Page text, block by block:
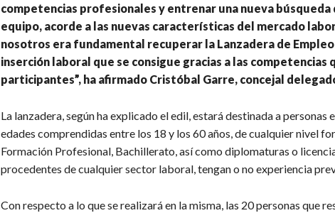
competencias profesionales y entrenar una nueva búsqueda
equipo, acorde a las nuevas características del mercado
nosotros era fundamental recuperar la Lanzadera de
inserción laboral que se consigue gracias a las competencias
participantes”, ha afirmado Cristóbal Garre, concejal
La lanzadera, según ha explicado el edil, estará destinada a personas
edades comprendidas entre los 18 y los 60 años, de cualquier nivel
Formación Profesional, Bachillerato, así como diplomaturas o
procedentes de cualquier sector laboral, tengan o no experiencia
Con respecto a lo que se realizará en la misma, las 20 personas que